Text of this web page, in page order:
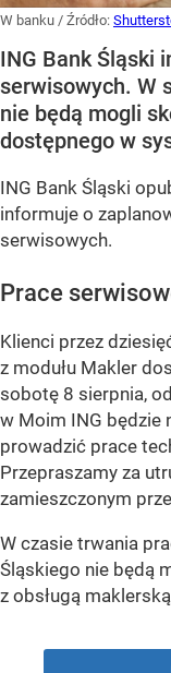
W banku / Źródło:
ING Bank Śląski
serwisowych. W
nie będą mogli
dostępnego w
ING Bank Śląski
informuje o
serwisowych.
Prace
Klienci przez
z modułu Makler
sobotę 8 sierpnia,
w Moim ING będzie
prowadzić prace
Przepraszamy za
zamieszczonym
W czasie trwania
Śląskiego nie będą
z obsługą